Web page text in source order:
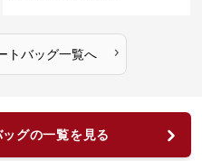
トバッグ一覧へ ›
グの一覧を見る